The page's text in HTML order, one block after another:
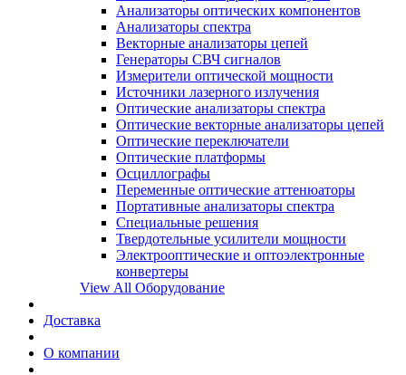
Анализаторы оптических компонентов
Анализаторы спектра
Векторные анализаторы цепей
Генераторы СВЧ сигналов
Измерители оптической мощности
Источники лазерного излучения
Оптические анализаторы спектра
Оптические векторные анализаторы цепей
Оптические переключатели
Оптические платформы
Осциллографы
Переменные оптические аттенюаторы
Портативные анализаторы спектра
Специальные решения
Твердотельные усилители мощности
Электрооптические и оптоэлектронные
конвертеры
View All Оборудование
Доставка
О компании